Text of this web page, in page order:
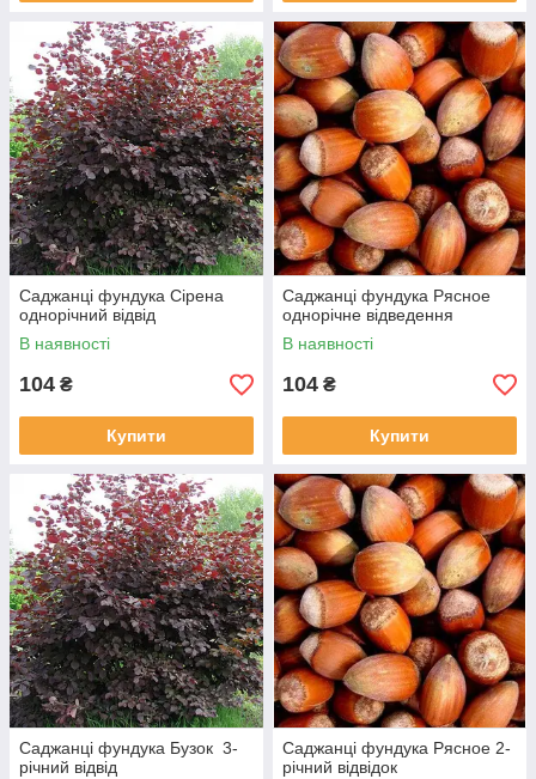
Саджанці фундука Сірена
однорічний відвід
В наявності
104 ₴
Купити
Саджанці фундука Рясное
однорічне відведення
В наявності
104 ₴
Купити
Саджанці фундука Бузок 3-
річний відвід
Саджанці фундука Рясное 2-
річний відвідок